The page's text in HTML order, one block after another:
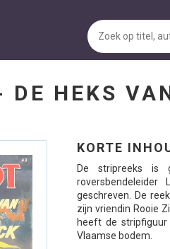
DE HEKS
KORTE
De stripreeks is
geschreven. De
zijn vriendin Rooie
heeft de
Vlaamse bodem.